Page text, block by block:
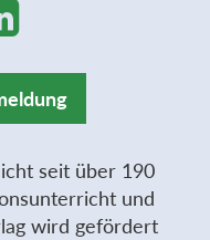
seit über 190
und
wird gefördert